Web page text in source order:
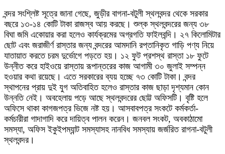
বন্দর সংশ্লিষ্ট সূত্রে জানা গেছে, জুড়ীর বাগনা-বটুলী স্থলবন্দর থেকে সরকার
বছরে ১৩-১৪ কোটি টাকা রাজস্ব আয় করছে। শুল্ক স্থলবন্দরের জন্য ৩৮
বিঘা জমি একোয়ার করা হলেও কার্যক্রমের অগ্রগতি ফাইলবন্দি। ২৭ কিলোমিটার
ছোট এবং জরাজীর্ণ রাস্তার জন্য বন্দরের আমদানি রপ্তানিকৃত গাড়ি পণ্য নিয়ে
যাতায়াত করতে চরম দুর্ভোগে পড়তে হয়। ১২ ফুট প্রশস্থ রাস্তা ১৮ ফুটে
উন্নীত করে হাইওয়ে রাস্তায় রূপান্তরের কাজ আগামী ৩০ জুলাই সম্পন্ন
হওয়ার কথা রয়েছে। এতে সরকারের ব্যয় হচ্ছে ৭৩ কোটি টাকা। বন্দর
স্থাপনের প্রায় দুই যুগ অতিবাহিত হলেও রাস্তার কাজ ছাড়া দৃশ্যমান কোন
উন্নতি নেই। অবহেলায় পড়ে আছে স্থলবন্দরের ছোট্ট অফিসটি। বৃষ্টি হলে
অফিসে থাকা কাগজপত্র ভিজে নষ্ট হয়। আসবাবপত্র সংকটে কর্মকর্তা-
কর্মচারীরা গাদাগাদি করে দায়িত্ব পালন করেন। জনবল সংকট, অবকাঠামো
সমস্যা, অফিস ইকুইপম্যান্ট সমস্যাসহ নানবিধ সমস্যায় জর্জরিত রাগনা-বটুলী
স্থলবন্দর।